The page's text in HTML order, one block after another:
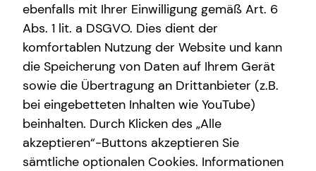
Arbeitskraftabsicherung
Private Krankenvorsorge
Betriebliche Altersvorsorge
Spezialisten-Netzwerk
Kindervorsorge
Sach- und Vermögenssicherung
fabio.kohlenbeck@tecis.de
Rübenacherstr. 32
56072 Koblenz
+49 (176) 24633020
ebenfalls mit Ihrer Einwilligung gemäß Art. 6
Abs. 1 lit. a DSGVO. Dies dient der
komfortablen Nutzung der Website und kann
die Speicherung von Daten auf Ihrem Gerät
sowie die Übertragung an Drittanbieter (z.B.
bei eingebetteten Inhalten wie YouTube)
beinhalten. Durch Klicken des „Alle
akzeptieren“-Buttons akzeptieren Sie
sämtliche optionalen Cookies. Informationen